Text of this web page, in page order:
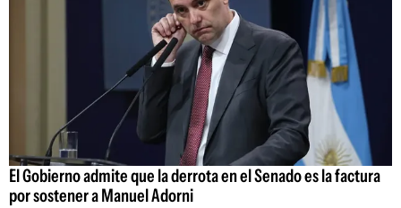
El Gobierno admite que la derrota en el Senado es la factura
por sostener a Manuel Adorni